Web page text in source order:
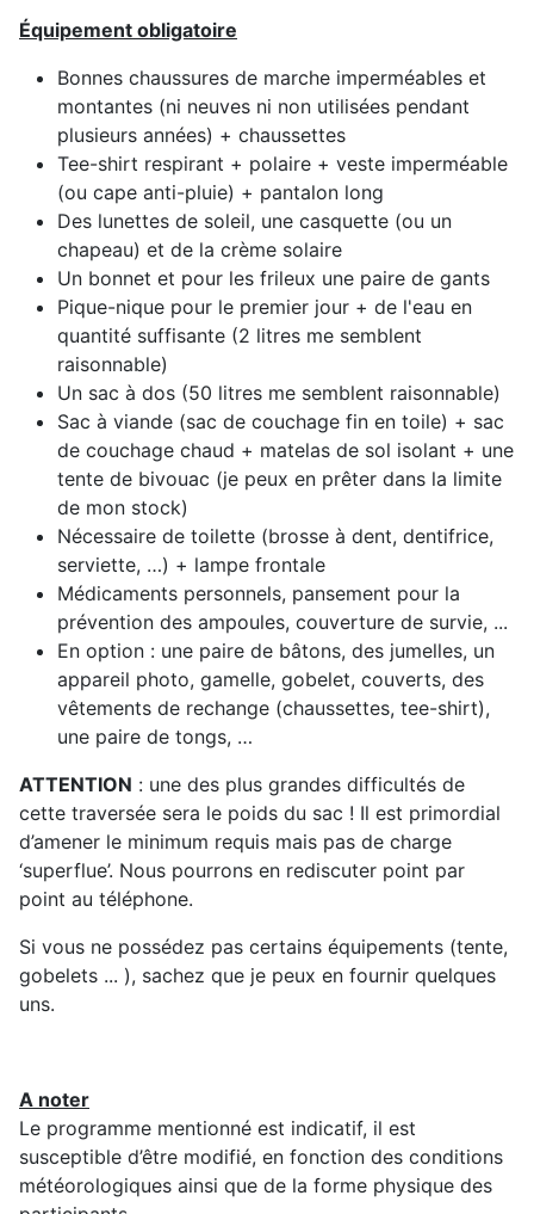
Équipement obligatoire
Bonnes chaussures de marche imperméables et
montantes (ni neuves ni non utilisées pendant
plusieurs années) + chaussettes
Tee-shirt respirant + polaire + veste imperméable
(ou cape anti-pluie) + pantalon long
Des lunettes de soleil, une casquette (ou un
chapeau) et de la crème solaire
Un bonnet et pour les frileux une paire de gants
Pique-nique pour le premier jour + de l'eau en
quantité suffisante (2 litres me semblent
raisonnable)
Un sac à dos (50 litres me semblent raisonnable)
Sac à viande (sac de couchage fin en toile) + sac
de couchage chaud + matelas de sol isolant + une
tente de bivouac (je peux en prêter dans la limite
de mon stock)
Nécessaire de toilette (brosse à dent, dentifrice,
serviette, …) + lampe frontale
Médicaments personnels, pansement pour la
prévention des ampoules, couverture de survie, ...
En option : une paire de bâtons, des jumelles, un
appareil photo, gamelle, gobelet, couverts, des
vêtements de rechange (chaussettes, tee-shirt),
une paire de tongs, …
ATTENTION : une des plus grandes difficultés de
cette traversée sera le poids du sac ! Il est primordial
d’amener le minimum requis mais pas de charge
‘superflue’. Nous pourrons en rediscuter point par
point au téléphone.
Si vous ne possédez pas certains équipements (tente,
gobelets ... ), sachez que je peux en fournir quelques
uns.
A noter
Le programme mentionné est indicatif, il est
susceptible d’être modifié, en fonction des conditions
météorologiques ainsi que de la forme physique des